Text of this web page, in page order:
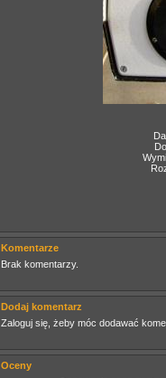
Komentarze
Brak komentarzy.
Dodaj komentarz
Zaloguj się, żeby móc dodawać
Oceny